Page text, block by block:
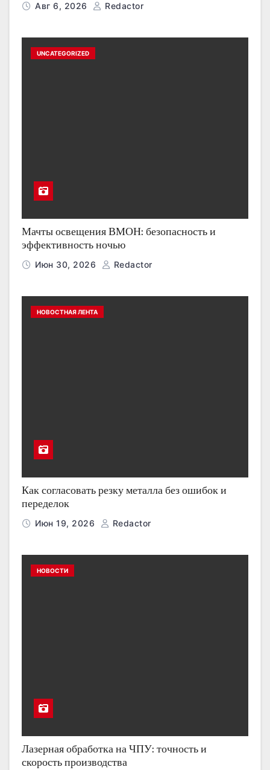
Авг 6, 2026 Redactor
UNCATEGORIZED
Мачты освещения ВМОН: безопасность и
эффективность ночью
Июн 30, 2026 Redactor
НОВОСТНАЯ ЛЕНТА
Как согласовать резку металла без ошибок и
переделок
Июн 19, 2026 Redactor
НОВОСТИ
Лазерная обработка на ЧПУ: точность и
скорость производства